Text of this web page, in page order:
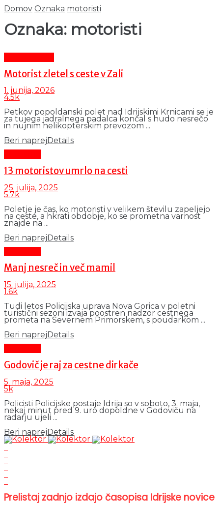
Domov Oznaka motoristi
Oznaka: motoristi
Motorist zletel s ceste v Zali
1. junija, 2026
4.5k
Petkov popoldanski polet nad Idrijskimi Krnicami se je
za tujega jadralnega padalca končal s hudo nesrečo
in nujnim helikopterskim prevozom ...
Beri naprej Details
13 motoristov umrlo na cesti
25. julija, 2025
5.7k
Poletje je čas, ko motoristi v velikem številu zapeljejo
na ceste, a hkrati obdobje, ko se prometna varnost
znajde na ...
Beri naprejDetails
Manj nesreč in več mamil
15. julija, 2025
1.6k
Tudi letos Policijska uprava Nova Gorica v poletni
turistični sezoni izvaja poostren nadzor cestnega
prometa na Severnem Primorskem, s poudarkom ...
Beri naprej Details
Godovič je raj za cestne dirkače
5. maja, 2025
5k
Policisti Policijske postaje Idrija so v soboto, 3. maja,
nekaj minut pred 9. uro dopoldne v Godoviču na
radarju ujeli ...
Beri naprejDetails
Prelistaj zadnjo izdajo časopisa Idrijske novice